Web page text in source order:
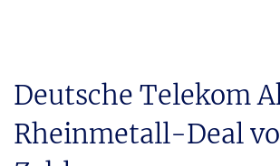
Deutsche Telekom
Rheinmetall-Deal